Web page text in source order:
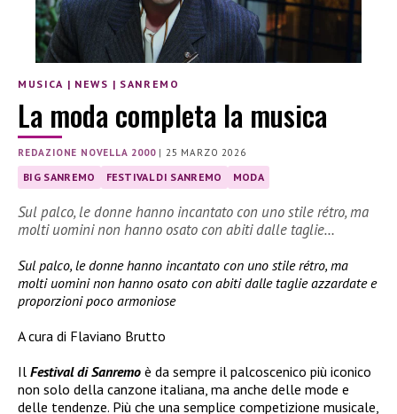
MUSICA | NEWS | SANREMO
La moda completa la musica
REDAZIONE NOVELLA 2000| 25 MARZO 2026
BIG SANREMO FESTIVAL DI SANREMO MODA
Sul palco, le donne hanno incantato con uno stile rétro, ma
molti uomini non hanno osato con abiti dalle taglie…
Sul palco, le donne hanno incantato con uno stile rétro, ma
molti uomini non hanno osato con abiti dalle taglie azzardate e
proporzioni poco armoniose
A cura di Flaviano Brutto
Il Festival di Sanremo è da sempre il palcoscenico più iconico
non solo della canzone italiana, ma anche delle mode e
delle tendenze. Più che una semplice competizione musicale,